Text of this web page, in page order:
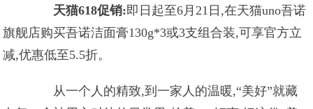
天猫618促销:即日起至6月21日,在天猫uno吾诺
旗舰店购买吾诺洁面膏130g*3或3支组合装,可享官方立
减,优惠低至5.5折。
从一个人的精致,到一家人的温暖,“美好”就藏